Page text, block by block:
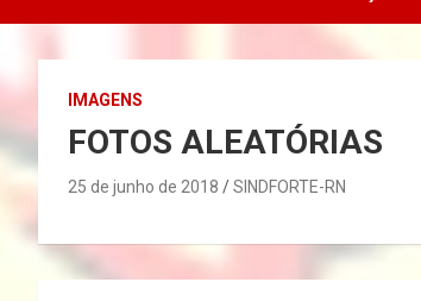
IMAGENS
FOTOS ALEATÓRIAS
25 de junho de 2018 SINDFORTE-RN